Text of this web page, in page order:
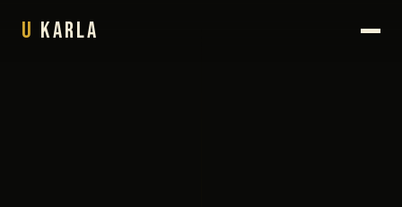
U Karla